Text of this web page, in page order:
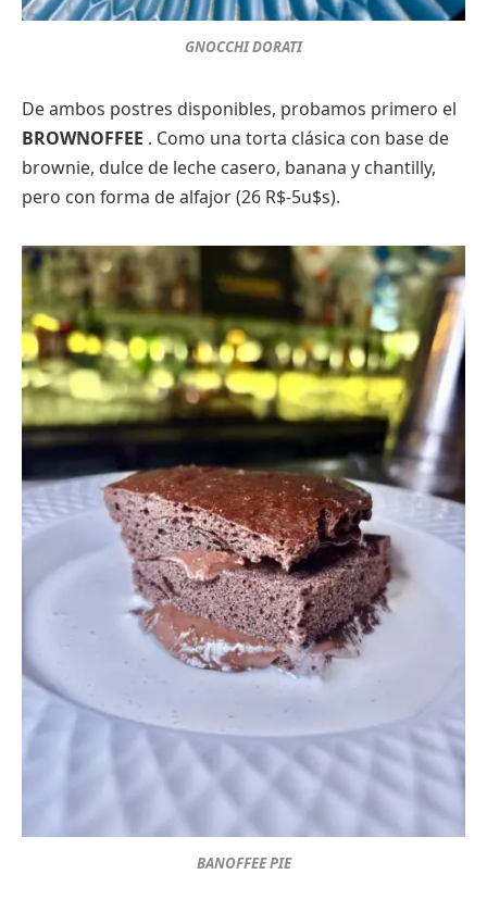
GNOCCHI DORATI
De ambos postres disponibles, probamos primero el
BROWNOFFEE . Como una torta clásica con base de
brownie, dulce de leche casero, banana y chantilly,
pero con forma de alfajor (26 R$-5u$s).
BANOFFEE PIE